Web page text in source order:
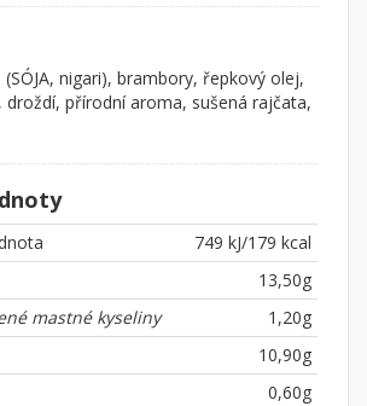
nigari), brambory, řepkový olej,
droždí, přírodní aroma, sušená rajčata,
749 kJ/179 kcal
13,50g
mastné kyseliny
1,20g
10,90g
0,60g